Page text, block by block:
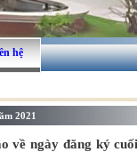
hệ
2021
về ngày đăng ký